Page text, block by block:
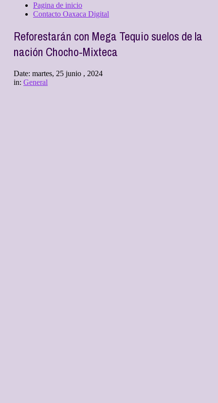
Pagina de inicio
Contacto Oaxaca Digital
Reforestarán con Mega Tequio suelos de la
nación Chocho-Mixteca
Date: martes, 25 junio , 2024
in: General